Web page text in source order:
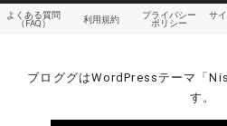
よくある質問
（FAQ）
利用規約
プライバシー
ポリシー
サ
ブロググはWordPressテーマ「
す。